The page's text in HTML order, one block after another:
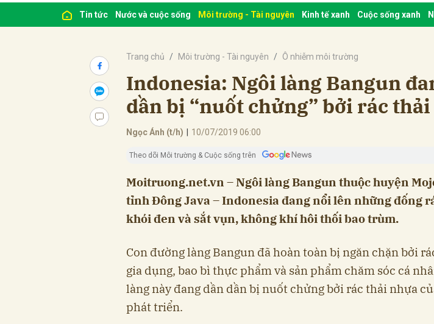
Tin tức Nước và cuộc sống Môi trường - Tài nguyên Kinh tế xanh Cuộc sống xanh
Trang chủ Môi trường - Tài nguyên Ô nhiễm môi trường
Indonesia: Ngôi làng Bangun
dần bị “nuốt chửng” bởi rác thải
Ngọc Ánh (t/h) 10/07/2019 06:00
Theo dõi Môi trường & Cuộc sống trên
Moitruong.net.vn – Ngôi làng Bangun thuộc huyện
tỉnh Đông Java – Indonesia đang nổi lên những đống
khói đen và sắt vụn, không khí hôi thối bao trùm.
Con đường làng Bangun đã hoàn toàn bị ngăn chặn bởi
gia dụng, bao bì thực phẩm và sản phẩm chăm sóc cá
làng này đang dần dần bị nuốt chửng bởi rác thải nhựa
phát triển.